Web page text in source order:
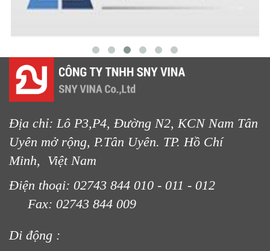
Địa chỉ: Lô P3,P4, Đường N2, KCN Nam Tân
Uyên mở rộng, P.Tân Uyên. TP. Hồ Chí
Minh, Việt Nam
Điện thoại: 02743 844 010 - 011 - 012
Fax: 02743 844 009
Di động :